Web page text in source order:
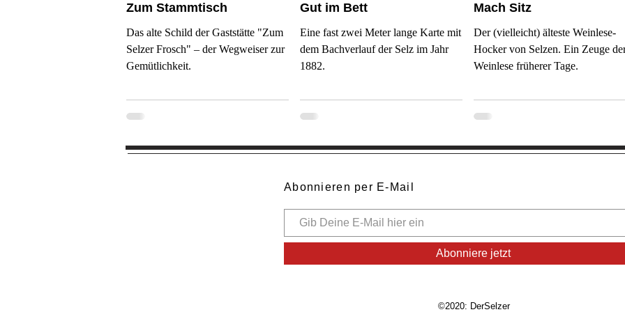
Zum Stammtisch
Das alte Schild der Gaststätte "Zum
Selzer Frosch" – der Wegweiser zur
Gemütlichkeit.
Gut im Bett
Eine fast zwei Meter lange Karte mit
dem Bachverlauf der Selz im Jahr
1882.
Mach Sitz
Der (vielleicht) älteste Weinlese-
Hocker von Selzen. Ein Zeuge
Weinlese früherer Tage.
Abonnieren per E-Mail
Abonniere jetzt
©2020: DerSelzer